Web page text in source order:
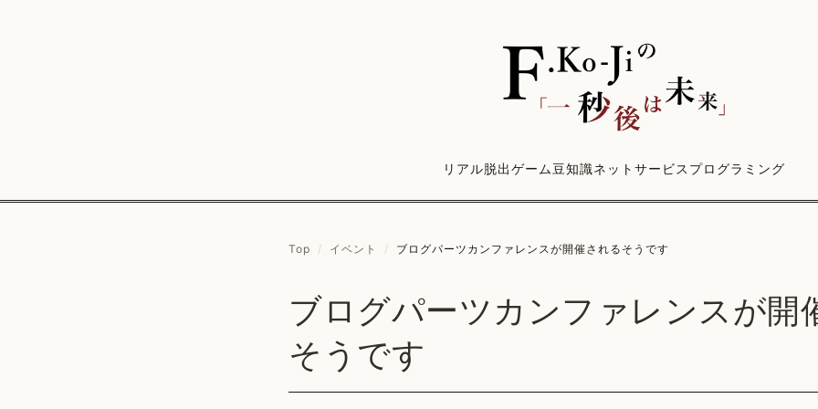
リアル脱出ゲーム豆知識ネットサービス プログラミング
Top / イベント / ブログパーツカンファレンスが開催されるそうです
ブログパーツカンファレンスが開
そうです